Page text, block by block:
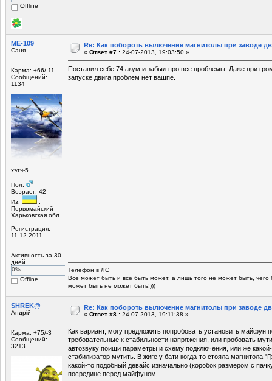
Offline
МЕ-109
Саня
Карма: +66/-11
Сообщений:
1134
хэтч-5
Пол:
Возраст: 42
Из:
Первомайский
Харьковская обл
Регистрация:
11.12.2011
Активность за 30
дней
0%
Offline
Re: Как побороть вылючение магнитолы при заводе
« Ответ #7 : 24-07-2013, 19:03:50 »
Поставил себе 74 акум и забыл про все проблемы. Даже при
запуске двига проблем нет вашпе.
Телефон в ЛС
Всё может быть и всё быть может, а лишь того не может быть,
может быть не может быть!)))
SHREK@
Андрій
Карма: +75/-3
Сообщений:
3213
Re: Как побороть вылючение магнитолы при заводе
« Ответ #8 : 24-07-2013, 19:11:38 »
Как вариант, могу предложить попробовать установить майфун
требовательные к стабильности напряжения, или пробовать
автозвуку поищи параметры и схему подключения, или же
стабилизатор мутить. В жиге у бати когда-то стояла магнитола
какой-то подобный девайс изначально (коробок размером с
посредине перед майфуном.